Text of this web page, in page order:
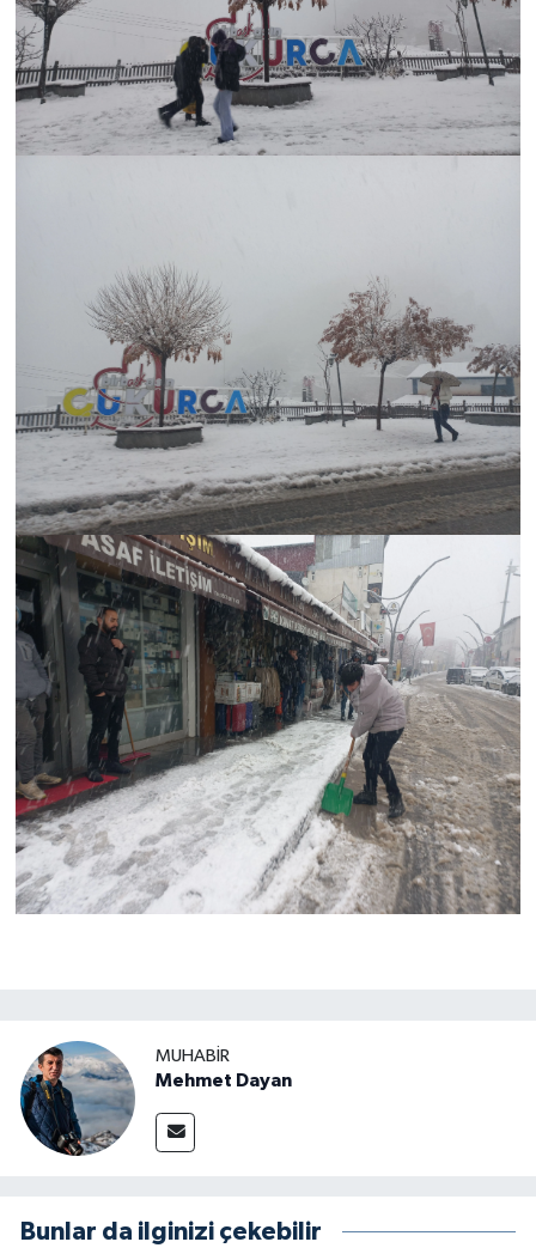
MUHABIR
Mehmet Dayan
Bunlar da ilginizi çekebilir